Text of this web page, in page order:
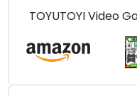
TOYUTOYI Video
Jogos + 4